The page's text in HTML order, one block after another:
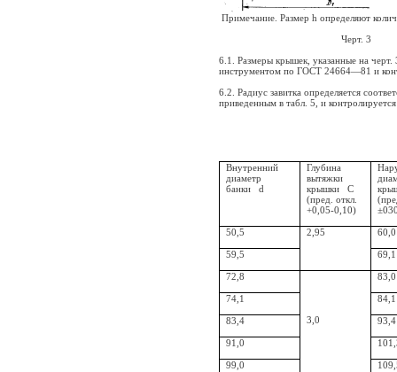
Примечание. Размер h определяют
Черт. 3
6.1. Размеры крышек, указанные на
инструментом по ГОСТ 24664—81 и
6.2. Радиус завитка определяется
приведенным в табл. 5, и
Внутренний
диаметр
банки
d
Глубина
вытяжки
крышки
C
(пред. откл.
+0,05-0,10)
50,5 2,95 60,0
59,5 69,1
72,8 83,0
74,1 84,1
83,4 3,0 93,4
91,0
99,0